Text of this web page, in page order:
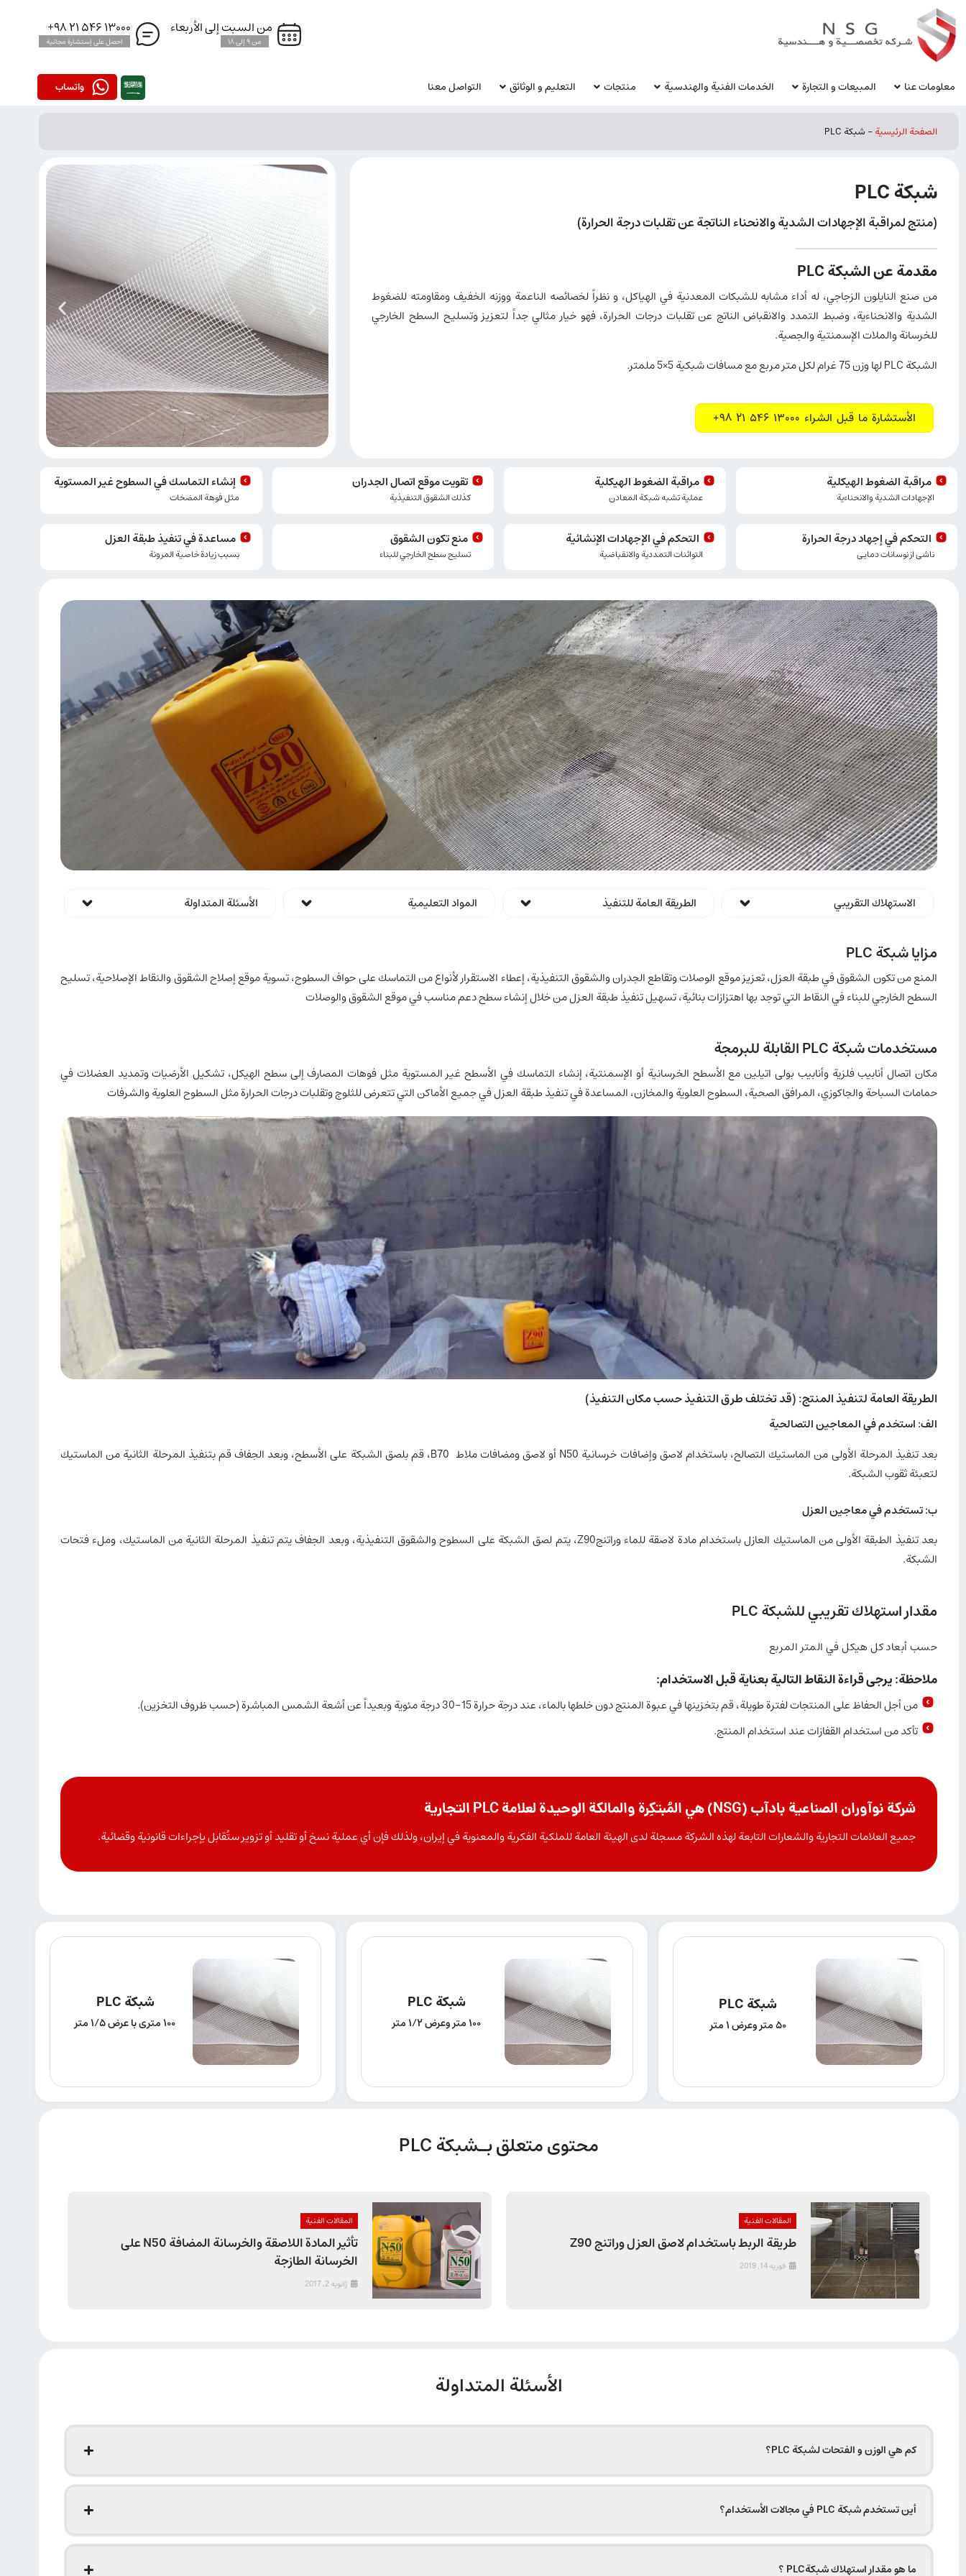
من السبت إلى الأربعاء
من 9 إلى 18
13000 546 21 98+
احصل على إستشارة مجانية
معلومات عنا المبيعات و التجارة الخدمات الفنية والهندسية منتجات التعليم و الوثائق التواصل معنا واتساب
الصفحة الرئيسية- شبكة PLC
شبكة PLC
(منتج لمراقبة الإجهادات الشدية والانحناء الناتجة عن تقلبات درجة الحرارة)
مقدمة عن الشبكة PLC
من صنع النايلون الزجاجي، له أداء مشابه للشبكات المعدنية في الهياكل، و نظراً لخصائصه الناعمة ووزنه الخفيف ومقاومته للضغوط
الشدية والانحناءية، وضبط التمدد والانقباض الناتج عن تقلبات درجات الحرارة، فهو خيار مثالي جداً لتعزيز وتسليح السطح الخارجي
للخرسانة والملات الإسمنتية والجصية.
الشبكة PLC لها وزن 75 غرام لكل متر مربع مع مسافات شبكية 5×5 ملمتر.
الأستشارة ما قبل الشراء 13000 546 21 98+
مراقبة الضغوط الهيكلية
الإجهادات الشدية والانحناءية
مراقبة الضغوط الهيكلية
عملية تشبه شبكة المعادن
تقويت موقع اتصال الجدران
كذلك الشقوق التنفيذية
إنشاء التماسك في السطوح غير المستوية
مثل فوهة المضخات
التحكم في إجهاد درجة الحرارة
ناشی از نوسانات دمایی
التحكم في الإجهادات الإنشائية
التوائنات التمددية والانقباضية
منع تكون الشقوق
تسلیح سطح الخارجي للبناء
مساعدة في تنفيذ طبقة العزل
بسبب زيادة خاصية المرونة
الاستهلاك التقريبي الطريقة العامة للتنفيذ المواد التعليمية الأسئلة المتداولة
مزايا شبكة PLC
المنع من تكون الشقوق في طبقة العزل، تعزيز موقع الوصلات وتقاطع الجدران والشقوق التنفيذية، إعطاء الاستقرار لأنواع من التماسك على حواف السطوح، تسوية موقع إصلاح الشقوق والنقاط الإصلاحية، تسليح
السطح الخارجي للبناء في النقاط التي توجد بها اهتزازات بنائية، تسهيل تنفيذ طبقة العزل من خلال إنشاء سطح دعم مناسب في موقع الشقوق والوصلات
مستخدمات شبكة PLC القابلة للبرمجة
مکان اتصال أنابيب فلزية وأنابيب بولی اتیلین مع الأسطح الخرسانية أو الإسمنتية، إنشاء التماسك في الأسطح غير المستوية مثل فوهات المصارف إلى سطح الهيكل، تشكيل الأرضيات وتمديد العضلات في
حمامات السباحة والجاكوزي، المرافق الصحية، السطوح العلوية والمخازن، المساعدة في تنفيذ طبقة العزل في جميع الأماكن التي تتعرض للثلوج وتقلبات درجات الحرارة مثل السطوح العلوية والشرفات
الطريقة العامة لتنفيذ المنتج: (قد تختلف طرق التنفيذ حسب مكان التنفيذ)
الف: استخدم في المعاجين التصالحية
بعد تنفيذ المرحلة الأولى من الماستيك التصالح، باستخدام لاصق وإضافات خرسانية N50 أو لاصق ومضافات ملاط B70، قم بلصق الشبكة على الأسطح، وبعد الجفاف قم بتنفيذ المرحلة الثانية من الماستيك
لتعبئة ثقوب الشبكة.
ب: تستخدم في معاجين العزل
بعد تنفيذ الطبقة الأولى من الماستيك العازل باستخدام مادة لاصقة للماء وراتنجZ90، يتم لصق الشبكة على السطوح والشقوق التنفيذية، وبعد الجفاف يتم تنفيذ المرحلة الثانية من الماستيك، وملء فتحات
الشبكة.
مقدار استهلاك تقريبي للشبكة PLC
حسب أبعاد كل هيكل في المتر المربع
ملاحظة: يرجى قراءة النقاط التالية بعناية قبل الاستخدام:
من أجل الحفاظ على المنتجات لفترة طويلة، قم بتخزينها في عبوة المنتج دون خلطها بالماء، عند درجة حرارة 15-30 درجة مئوية وبعيداً عن أشعة الشمس المباشرة (حسب ظروف التخزين).
تأكد من استخدام القفازات عند استخدام المنتج.
شركة نوآوران الصناعية بادآب (NSG) هي المُبتكِرة والمالكة الوحيدة لعلامة PLC التجارية
جميع العلامات التجارية والشعارات التابعة لهذه الشركة مسجلة لدى الهيئة العامة للملكية الفكرية والمعنوية في إيران، ولذلك فإن أي عملية نسخ أو تقليد أو تزوير ستُقابل بإجراءات قانونية وقضائية.
شبكة PLC
50 متر وعرض 1 متر
شبكة PLC
100 متر وعرض 1/2 متر
شبكة PLC
100 متری با عرض 1/5 متر
محتوى متعلق بـشبكة PLC
المقالات الفنیة
طريقة الربط باستخدام لاصق العزل وراتنج Z90
فوریه 14, 2019
المقالات الفنیة
تأثير المادة اللاصقة والخرسانة المضافة N50 على
الخرسانة الطازجة
ژانویه 2, 2017
الأسئلة المتداولة
كم هي الوزن و الفتحات لشبكة PLC؟
أين تستخدم شبكة PLC في مجالات الأستخدام؟
ما هو مقدار استهلاك شبكةPLC ؟